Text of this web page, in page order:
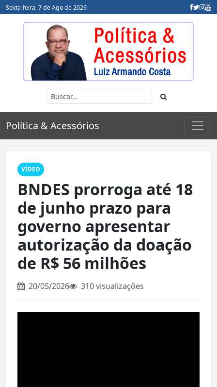
Sexta-feira, 7 de Ago de 2026
Política & Acessórios
VÍDEO
BNDES prorroga até 18
de junho prazo para
governo apresentar
autorização da doação
de R$ 56 milhões
20/05/2026 310 visualizações